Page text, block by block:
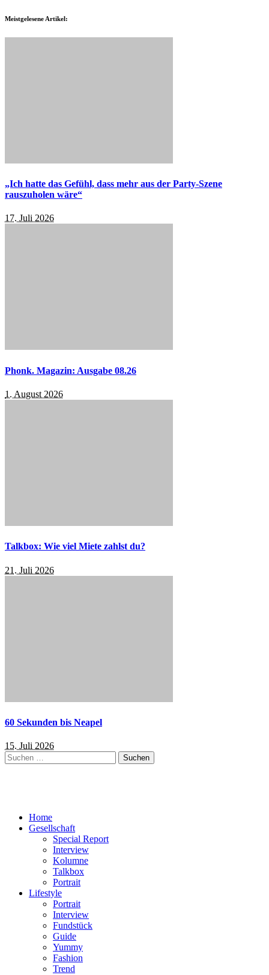
Meistgelesene Artikel:
„Ich hatte das Gefühl, dass mehr aus der Party-Szene
rauszuholen wäre“
17. Juli 2026
Phonk. Magazin: Ausgabe 08.26
1. August 2026
Talkbox: Wie viel Miete zahlst du?
21. Juli 2026
60 Sekunden bis Neapel
15. Juli 2026
Suchen
nach:
Home
Gesellschaft
Special Report
Interview
Kolumne
Talkbox
Portrait
Lifestyle
Portrait
Interview
Fundstück
Guide
Yummy
Fashion
Trend